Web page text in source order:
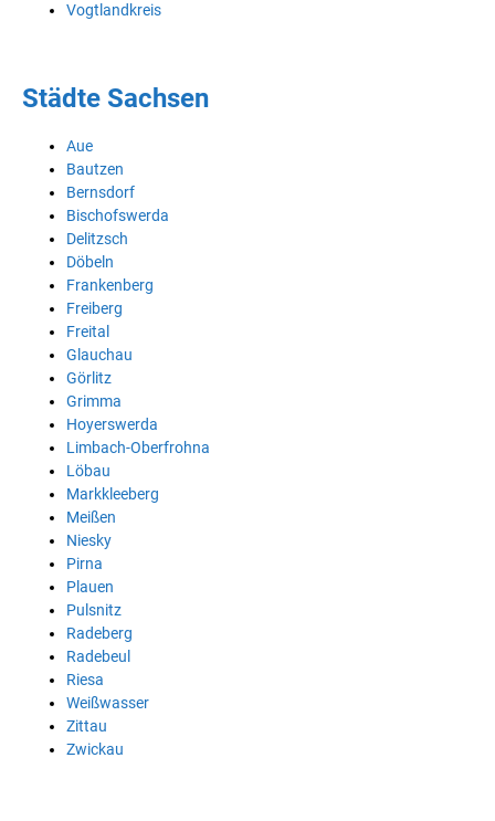
Vogtlandkreis
Städte Sachsen
Aue
Bautzen
Bernsdorf
Bischofswerda
Delitzsch
Döbeln
Frankenberg
Freiberg
Freital
Glauchau
Görlitz
Grimma
Hoyerswerda
Limbach-Oberfrohna
Löbau
Markkleeberg
Meißen
Niesky
Pirna
Plauen
Pulsnitz
Radeberg
Radebeul
Riesa
Weißwasser
Zittau
Zwickau